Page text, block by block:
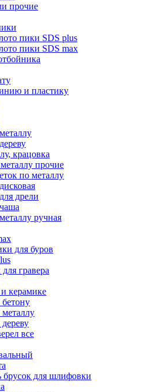
прочие
пики SDS plus
пики SDS max
и пластику
крацовка
прочие
по металлу
дрели
ручная
для буров
гравера
керамике
все
брусок для шлифовки